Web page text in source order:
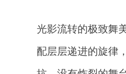
光影流转的极致舞
配层层递进的旋律